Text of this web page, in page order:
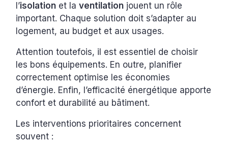
l’isolation et laventilation jouent un rôle
important. Chaque solution doit s’adapter au
logement, au budget et aux usages.
Attention toutefois, il est essentiel de choisir
les bons équipements. En outre, planifier
correctement optimise les économies
d’énergie. Enfin, l’efficacité énergétique apporte
confort et durabilité au bâtiment.
Les interventions prioritaires concernent
souvent :